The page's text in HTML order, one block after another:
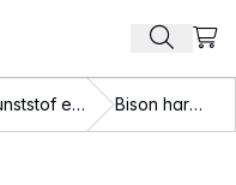
Zoek
kunststof en metalen Bison hard pvc lijm